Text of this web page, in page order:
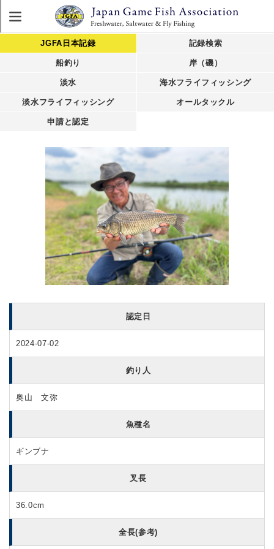
JGFA日本記録 記録検索
船釣り 岸（磯）
淡水 海水フライフィッシング
淡水フライフィッシング オールタックル
申請と認定
認定日
2024-07-02
釣り人
奥山 文弥
魚種名
ギンブナ
叉長
36.0cm
全長(参考)